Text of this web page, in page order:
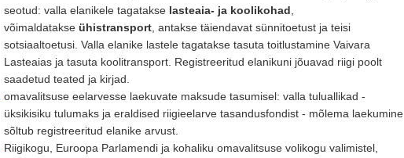
seotud: valla elanikele tagatakse lasteaia- ja koolikohad
võimaldatakse ühistransport , antakse täiendavat sünnitoetust ja teisi
sotsiaaltoetusi. Valla elanike lastele tagatakse tasuta toitlustamine Vaivara
Lasteaias ja tasuta koolitransport. Registreeritud elanikuni jõuavad riigi poolt
saadetud teated ja kirjad.
omavalitsuse eelarvesse laekuvate maksude tasumisel: valla tuluallikad -
üksikisiku tulumaks ja eraldised riigieelarve tasandusfondist - mõlema laekumine
sõltub registreeritud elanike arvust.
Riigikogu, Euroopa Parlamendi ja kohaliku omavalitsuse volikogu valimistel,